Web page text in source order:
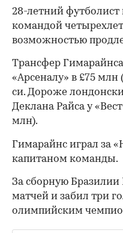
28-летний футболист
командой
возможностью
Трансфер
«Арсеналу» в £75
си. Дороже
Деклана Райса у
млн).
Гимарайнс играл за
капитаном команды.
За сборную Бразилии
матчей и забил три
олимпийским